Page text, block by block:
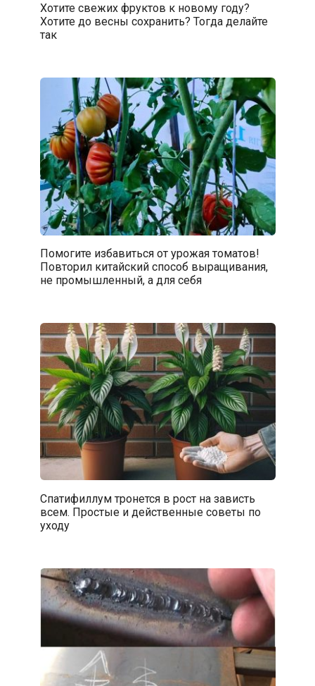
Хотите свежих фруктов к новому году?
Хотите до весны сохранить? Тогда делайте
так
Помогите избавиться от урожая томатов!
Повторил китайский способ выращивания,
не промышленный, а для себя
Спатифиллум тронется в рост на зависть
всем. Простые и действенные советы по
уходу